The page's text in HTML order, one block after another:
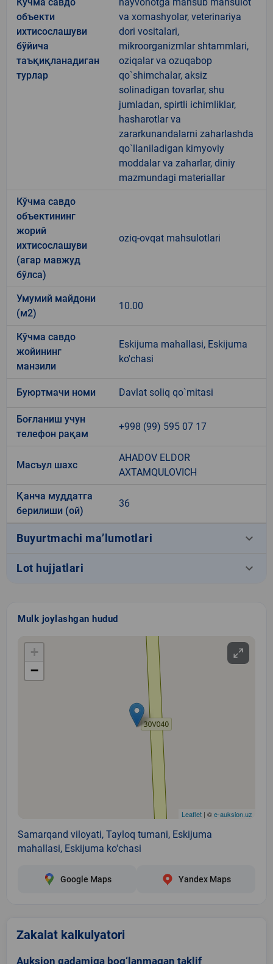
объекти
ихтисослашуви
бўйича
таъқиқланадиган
турлар
va xomashyolar, veterinariya
dori vositalari,
mikroorganizmlar shtammlari,
oziqalar va ozuqabop
qo`shimchalar, aksiz
solinadigan tovarlar, shu
jumladan, spirtli ichimliklar,
hasharotlar va
zararkunandalarni zaharlashda
qo`llaniladigan kimyoviy
moddalar va zaharlar, diniy
mazmundagi materiallar
Кўчма савдо
объектининг
жорий
ихтисослашуви
(агар мавжуд
бўлса)
oziq-ovqat mahsulotlari
Умумий майдони
(м2)
10.00
Кўчма савдо
жойининг
манзили
Eskijuma mahallasi, Eskijuma
ko'chasi
Буюртмачи номи Davlat soliq qo`mitasi
Боғланиш учун
телефон рақам
+998 (99) 595 07 17
Масъул шахс
AHADOV ELDOR
AXTAMQULOVICH
Қанча муддатга
берилиши (ой)
36
Buyurtmachi ma’lumotlari keyboard_arrow_down
Lot hujjatlari keyboard_arrow_down
Mulk joylashgan hudud
+
−
Leaflet | ©e-auksion.uz
Samarqand viloyati, Tayloq tumani, Eskijuma
mahallasi, Eskijuma ko'chasi
Google Maps Yandex Maps
Zakalat kalkulyatori
Auksion qadamiga bog‘lanmagan taklif